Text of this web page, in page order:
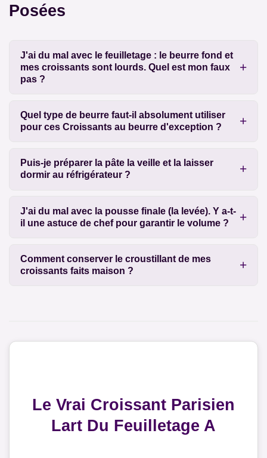
Posées
J'ai du mal avec le feuilletage : le beurre fond et
mes croissants sont lourds. Quel est mon faux
pas ?
Quel type de beurre faut-il absolument utiliser
pour ces Croissants au beurre d'exception ?
Puis-je préparer la pâte la veille et la laisser
dormir au réfrigérateur ?
J'ai du mal avec la pousse finale (la levée). Y a-t-
il une astuce de chef pour garantir le volume ?
Comment conserver le croustillant de mes
croissants faits maison ?
Le Vrai Croissant Parisien
Lart Du Feuilletage A